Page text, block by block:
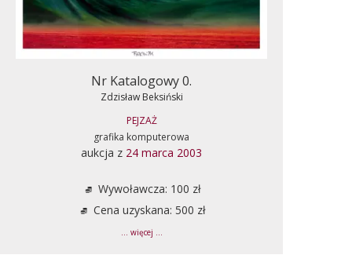
Nr Katalogowy 0.
Zdzisław Beksiński
PEJZAŻ
grafika komputerowa
aukcja z 24 marca 2003
Wywoławcza: 100 zł
Cena uzyskana: 500 zł
... więcej ...